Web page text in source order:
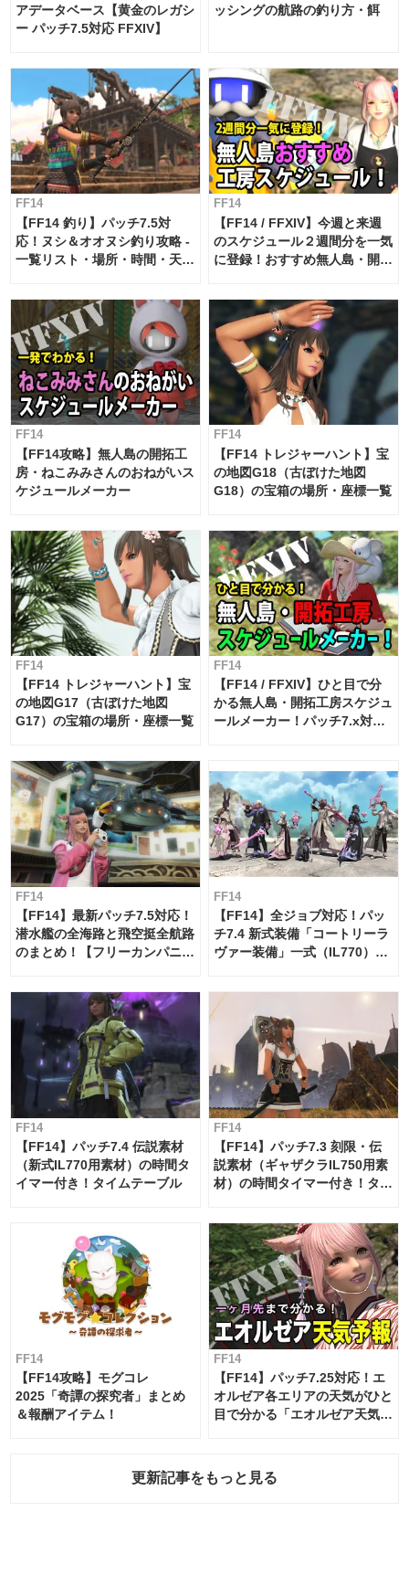
アデータベース【黄金のレガシ
ー パッチ7.5対応 FFXIV】
ッシングの航路の釣り方・餌
FF14
【FF14 釣り】パッチ7.5対
応！ヌシ＆オオヌシ釣り攻略 -
一覧リスト・場所・時間・天
FF14
【FF14 / FFXIV】今週と来週
のスケジュール２週間分を一気
に登録！おすすめ無人島・開拓
FF14
【FF14攻略】無人島の開拓工
房・ねこみみさんのおねがいス
ケジュールメーカー
FF14
【FF14 トレジャーハント】宝
の地図G18（古ぼけた地図
G18）の宝箱の場所・座標一覧
FF14
【FF14 トレジャーハント】宝
の地図G17（古ぼけた地図
G17）の宝箱の場所・座標一覧
FF14
【FF14 / FFXIV】ひと目で分
かる無人島・開拓工房スケジュ
ールメーカー！パッチ7.x対応
FF14
【FF14】最新パッチ7.5対応！
潜水艦の全海路と飛空挺全航路
のまとめ！【フリーカンパニ
FF14
【FF14】全ジョブ対応！パッ
チ7.4 新式装備「コートリーラ
ヴァー装備」一式（IL770）の
FF14
【FF14】パッチ7.4 伝説素材
（新式IL770用素材）の時間タ
イマー付き！タイムテーブル
FF14
【FF14】パッチ7.3 刻限・伝
説素材（ギャザクラIL750用素
材）の時間タイマー付き！タイ
FF14
【FF14攻略】モグコレ
2025「奇譚の探究者」まとめ
＆報酬アイテム！
FF14
【FF14】パッチ7.25対応！エ
オルゼア各エリアの天気がひと
目で分かる「エオルゼア天気予
更新記事をもっと見る